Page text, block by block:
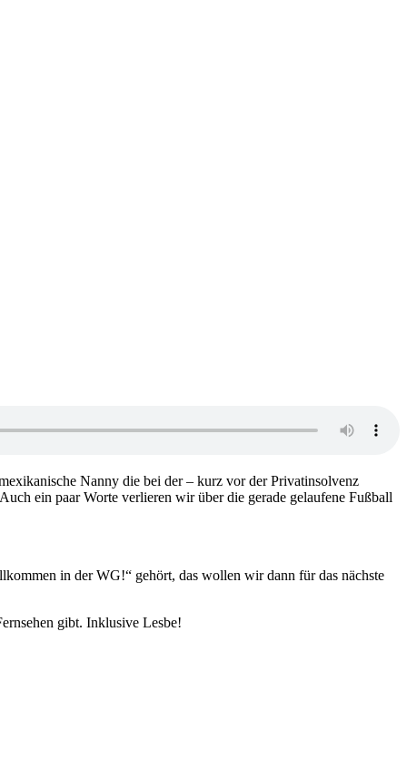
Nanny die bei der – kurz vor der Privatinsolvenz
ein paar Worte verlieren wir über die gerade gelaufene Fußball
in der WG!“ gehört, das wollen wir dann für das nächste
gibt. Inklusive Lesbe!